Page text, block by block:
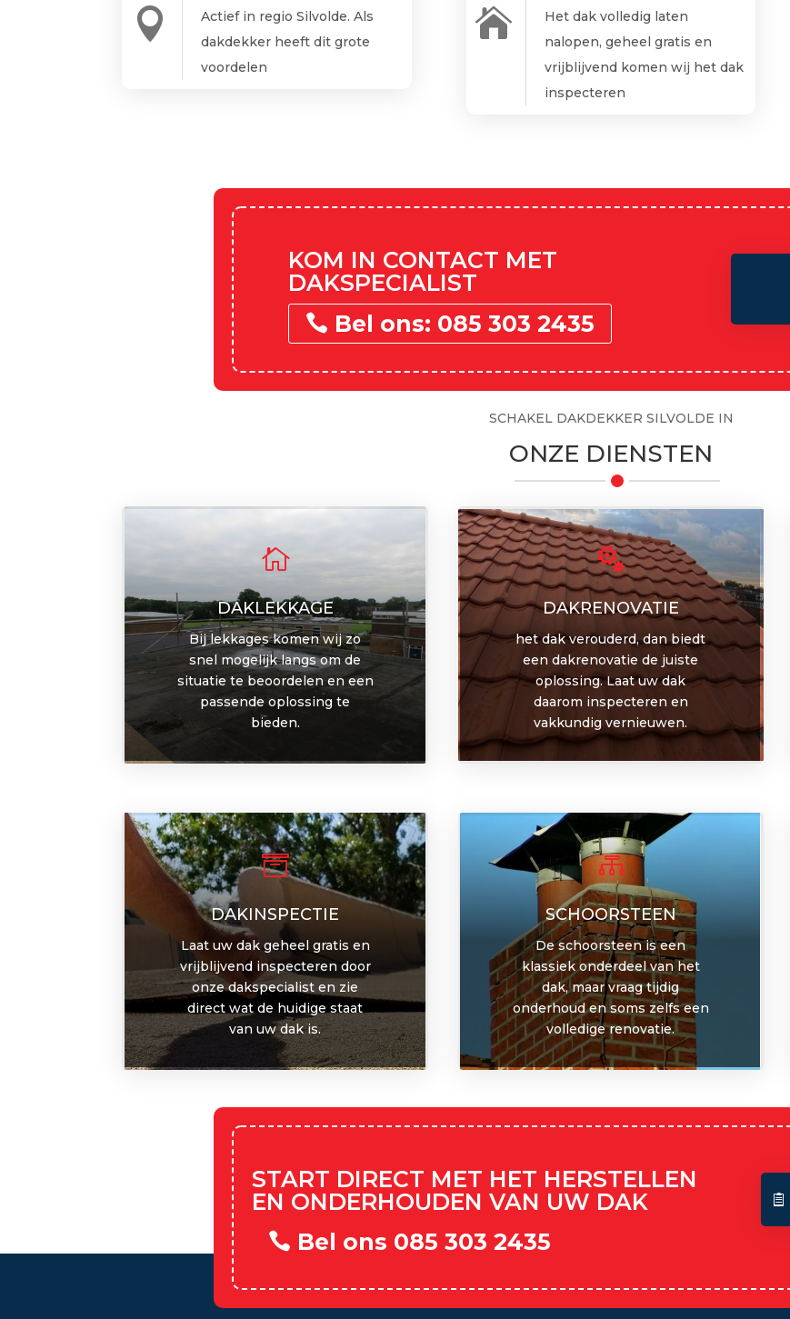

Actief in regio Silvolde. Als
dakdekker heeft dit grote
voordelen

Het dak volledig laten
nalopen, geheel gratis en
vrijblijvend komen wij het dak
inspecteren
KOM IN CONTACT MET
DAKSPECIALIST
Bel ons: 085 303 2435
SCHAKEL DAKDEKKER SILVOLDE IN
ONZE DIENSTEN

DAKLEKKAGE
Bij lekkages komen wij zo
snel mogelijk langs om de
situatie te beoordelen en een
passende oplossing te
bieden.

DAKRENOVATIE
het dak verouderd, dan biedt
een dakrenovatie de juiste
oplossing. Laat uw dak
daarom inspecteren en
vakkundig vernieuwen.

DAKINSPECTIE
Laat uw dak geheel gratis en
vrijblijvend inspecteren door
onze dakspecialist en zie
direct wat de huidige staat
van uw dak is.

SCHOORSTEEN
De schoorsteen is een
klassiek onderdeel van het
dak, maar vraag tijdig
onderhoud en soms zelfs een
volledige renovatie.
START DIRECT MET HET HERSTELLEN
EN ONDERHOUDEN VAN UW DAK
Bel ons 085 303 2435